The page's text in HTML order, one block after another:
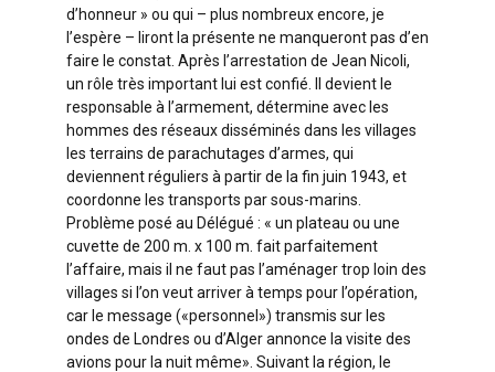
d’honneur » ou qui – plus nombreux encore, je
l’espère – liront la présente ne manqueront pas d’en
faire le constat. Après l’arrestation de Jean Nicoli,
un rôle très important lui est confié. Il devient le
responsable à l’armement, détermine avec les
hommes des réseaux disséminés dans les villages
les terrains de parachutages d’armes, qui
deviennent réguliers à partir de la fin juin 1943, et
coordonne les transports par sous-marins.
Problème posé au Délégué : « un plateau ou une
cuvette de 200 m. x 100 m. fait parfaitement
l’affaire, mais il ne faut pas l’aménager trop loin des
villages si l’on veut arriver à temps pour l’opération,
car le message («personnel») transmis sur les
ondes de Londres ou d’Alger annonce la visite des
avions pour la nuit même». Suivant la région, le